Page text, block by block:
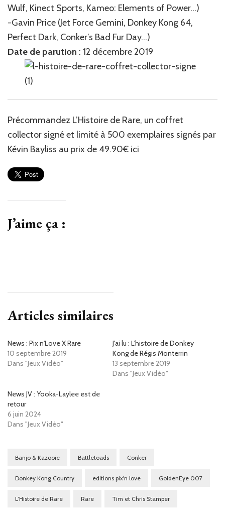
Wulf, Kinect Sports, Kameo: Elements of Power…)
-Gavin Price (Jet Force Gemini, Donkey Kong 64,
Perfect Dark, Conker’s Bad Fur Day…)
Date de parution : 12 décembre 2019
Précommandez L’Histoire de Rare, un coffret
collector signé et limité à 500 exemplaires signés par
Kévin Bayliss au prix de 49.90€ ici
J’aime ça :
Articles similaires
News : Pix n'Love X Rare
10 septembre 2019
Dans "Jeux Vidéo"
J'ai lu : L'histoire de Donkey
Kong de Régis Monterrin
13 septembre 2019
Dans "Jeux Vidéo"
News JV : Yooka-Laylee est de
retour
6 juin 2024
Dans "Jeux Vidéo"
Banjo & Kazooie Battletoads Conker
Donkey Kong Country editions pix'n love GoldenEye 007
L’Histoire de Rare Rare Tim et Chris Stamper